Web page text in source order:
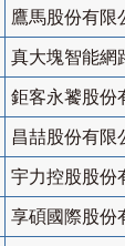
鷹馬股份有限
真大塊智能網
鉅客永饕股份
昌喆股份有限
宇力控股股份
享碩國際股份